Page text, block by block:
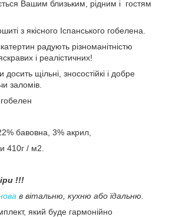
Вашим близьким, рідним і гостям
з якісного Іспанського гобелена.
радують різноманітністю
і реалістичних!
досить щільні, зносостійкі і добре
заломів.
бавовна, 3% акрил,
410г / м2.
!!!
в вітальню, кухню або їдальню.
який буде гармонійно